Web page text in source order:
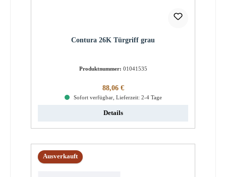
Contura 26K Türgriff grau
Produktnummer: 01041535
Regulärer Preis:
88,06 €
Sofort verfügbar, Lieferzeit: 2-4 Tage
Details
Ausverkauft